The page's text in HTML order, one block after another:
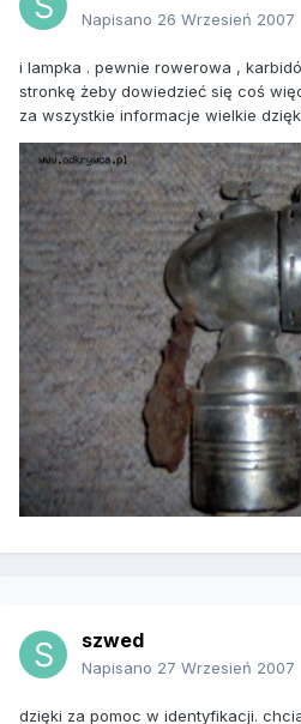
Napisano 26 Wrzesień 2007
i lampka . pewnie rowerowa ,
stronkę żeby dowiedzieć się coś
za wszystkie informacje wielkie
szwed
Napisano 27 Wrzesień 2007
dzięki za pomoc w identyfikacji.